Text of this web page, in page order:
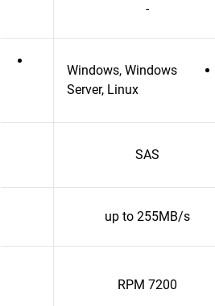
-
Windows, Windows
Server, Linux
SAS
up to 255MB/s
7200 RPM